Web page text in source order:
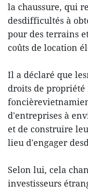
la chaussure, qui
desdifficultés à
pour des terrains
coûts de location
Il a déclaré que
droits de
d'entreprises à
et de construire
lieu d'engager
Selon lui, cela
investisseurs